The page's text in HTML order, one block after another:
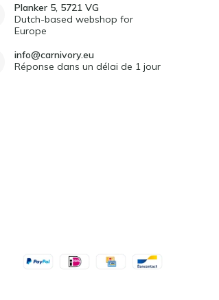
Planker 5, 5721 VG
Dutch-based webshop for
Europe
info@carnivory.eu
Réponse dans un délai de 1 jour